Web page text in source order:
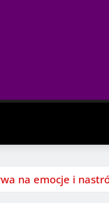
na emocje i